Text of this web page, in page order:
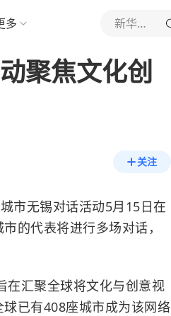
多 新华社新闻
聚焦文化创
关注
市无锡对话活动5月15日在
的代表将进行多场对话，
汇聚全球将文化与创意视
已有408座城市成为该网络